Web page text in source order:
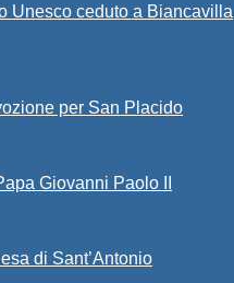
Unesco ceduto a Biancavilla
per San Placido
Giovanni Paolo II
di Sant’Antonio